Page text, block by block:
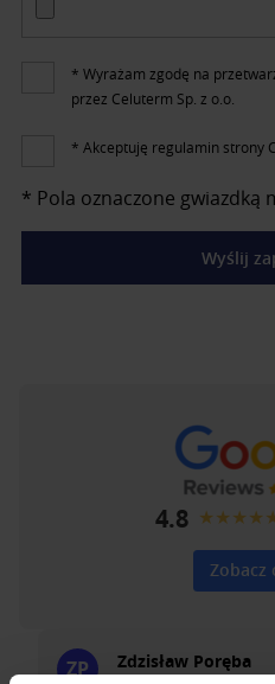
* Wyrażam zgodę na
przez Celuterm Sp. z o.o.
* Akceptuję regulamin strony
* Pola oznaczone gwiazdką
Wyślij
4.8
Zobacz
ZP
Zdzisław Poręba